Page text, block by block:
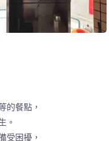
的餐點，
。
受困擾，